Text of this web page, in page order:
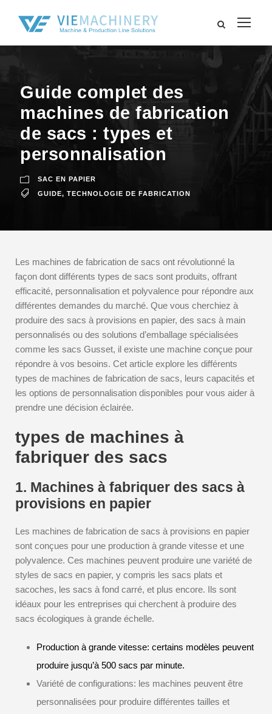
Guide complet des
machines de fabrication
de sacs : types et
personnalisation
SAC EN PAPIER
GUIDE, TECHNOLOGIE DE FABRICATION
Les machines de fabrication de sacs ont révolutionné la
façon dont différents types de sacs sont produits, offrant
efficacité, personnalisation et polyvalence pour répondre aux
différentes demandes du marché. Que vous cherchiez à
produire des sacs à provisions en papier, des sacs à main
personnalisés ou des solutions d’emballage spécialisées
comme les sacs Gusset, il existe une machine conçue pour
répondre à vos besoins. Cet article explore les différents
types de machines de fabrication de sacs, leurs capacités et
les options de personnalisation disponibles pour vous aider à
prendre une décision éclairée.
types de machines à
fabriquer des sacs
1. Machines à fabriquer des sacs à
provisions en papier
Les machines de fabrication de sacs à provisions en papier
sont conçues pour une production à grande vitesse et une
polyvalence. Ces machines peuvent produire une variété de
styles de sacs en papier, y compris les sacs plats et
sacoches, les sacs à fond carré, et plus encore. Ils sont
idéaux pour les entreprises qui cherchent à produire des
sacs écologiques à grande échelle.
Production à grande vitesse: certains modèles peuvent
produire jusqu’à 500 sacs par minute.
Variété de configurations: les machines peuvent être
personnalisées pour produire différentes tailles et